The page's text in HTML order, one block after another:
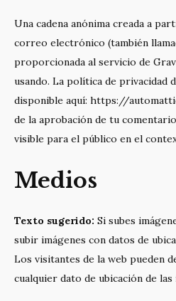
Una cadena anónima creada a
correo electrónico (también
proporcionada al servicio de
usando. La política de privacidad
disponible aquí: https://
de la aprobación de tu
visible para el público en el
Medios
Texto sugerido: Si subes
subir imágenes con datos de
Los visitantes de la web pueden
cualquier dato de ubicación de las